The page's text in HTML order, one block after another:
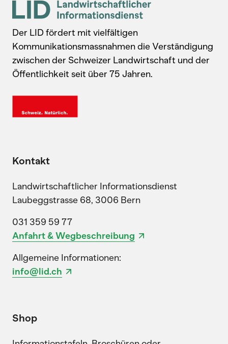
Der LID fördert mit vielfältigen
Kommunikationsmassnahmen die Verständigung
zwischen der Schweizer Landwirtschaft und der
Öffentlichkeit seit über 75 Jahren.
Kontakt
Landwirtschaftlicher Informationsdienst
Laubeggstrasse 68, 3006 Bern
031 359 59 77
Anfahrt & Wegbeschreibung
Allgemeine Informationen:
info@lid.ch
Shop